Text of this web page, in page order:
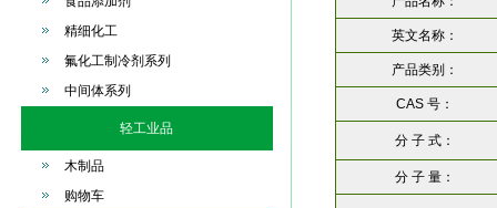
精细化工
氟化工制冷剂系列
中间体系列
轻工业品
木制品
购物车
英文名称：
产品类别：
CAS 号：
分 子 式：
分 子 量：